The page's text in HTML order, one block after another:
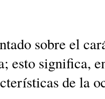
sobre el
esto significa,
de